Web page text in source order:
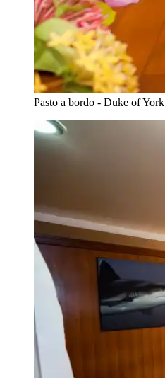
Pasto a bordo - Duke of York